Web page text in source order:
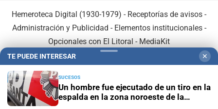
Hemeroteca Digital (1930-1979) - Receptorías de avisos -
Administración y Publicidad - Elementos institucionales-
Opcionales con El Litoral - MediaKit
TE PUEDE INTERESAR ✕
SUCESOS
Un hombre fue ejecutado de un tiro en la
espalda en la zona noroeste de la